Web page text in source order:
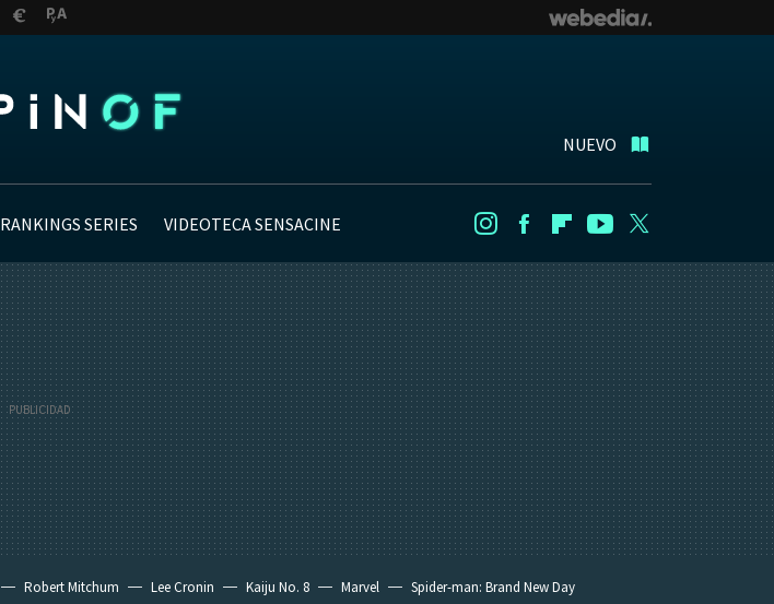
NUEVO
RANKINGS SERIES VIDEOTECA SENSACINE InstagramFacebookFlipboard
Youtube
Robert Mitchum Lee Cronin Kaiju No. 8 Marvel Spider-man: Brand New Day